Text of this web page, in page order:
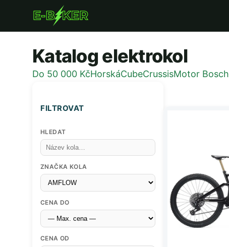
Katalog elektrokol
Do 50 000 KčHorskáCubeCrussisMotor Bosch
FILTROVAT
HLEDAT
ZNAČKA KOLA
CENA DO
CENA OD